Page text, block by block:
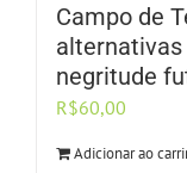
Campo de
alternativas
negritude
R$60,00
Adicionar ao